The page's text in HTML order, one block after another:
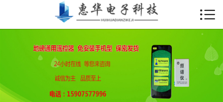
 首页
资质荣誉
新闻中心
